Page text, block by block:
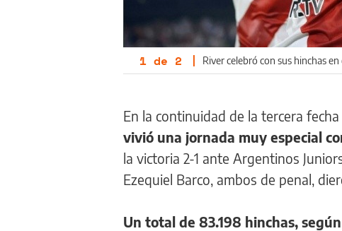
1 de 2 | River celebró con sus hinchas
En la continuidad de la tercera
vivió una jornada muy especial
la victoria 2-1 ante Argentinos
Ezequiel Barco, ambos de penal,
Un total de 83.198 hinchas,